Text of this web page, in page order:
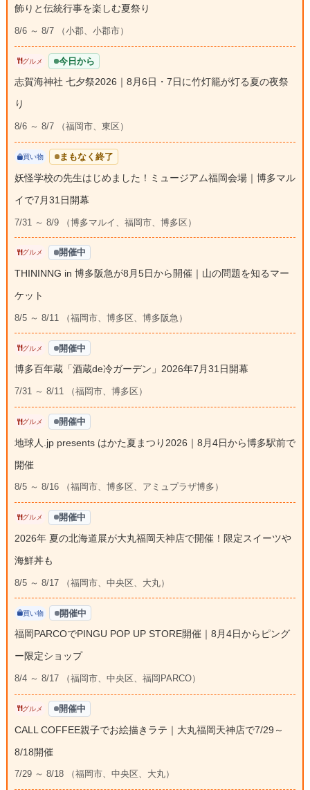
飾りと伝統行事を楽しむ夏祭り
8/6 ～ 8/7 （小郡、小郡市）
グルメ 今日から
志賀海神社 七夕祭2026｜8月6日・7日に竹灯籠が灯る夏の夜祭
り
8/6 ～ 8/7 （福岡市、東区）
買い物 まもなく終了
妖怪学校の先生はじめました！ミュージアム福岡会場｜博多マル
イで7月31日開幕
7/31 ～ 8/9 （博多マルイ、福岡市、博多区）
グルメ 開催中
THININNG in 博多阪急が8月5日から開催｜山の問題を知るマー
ケット
8/5 ～ 8/11 （福岡市、博多区、博多阪急）
グルメ 開催中
博多百年蔵「酒蔵de冷ガーデン」2026年7月31日開幕
7/31 ～ 8/11 （福岡市、博多区）
グルメ 開催中
地球人.jp presents はかた夏まつり2026｜8月4日から博多駅前で
開催
8/5 ～ 8/16 （福岡市、博多区、アミュプラザ博多）
グルメ 開催中
2026年 夏の北海道展が大丸福岡天神店で開催！限定スイーツや
海鮮丼も
8/5 ～ 8/17 （福岡市、中央区、大丸）
買い物 開催中
福岡PARCOでPINGU POP UP STORE開催｜8月4日からピング
ー限定ショップ
8/4 ～ 8/17 （福岡市、中央区、福岡PARCO）
グルメ 開催中
CALL COFFEE親子でお絵描きラテ｜大丸福岡天神店で7/29～
8/18開催
7/29 ～ 8/18 （福岡市、中央区、大丸）